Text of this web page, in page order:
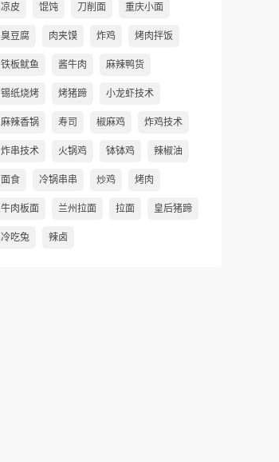
凉皮 馄饨 刀削面 重庆小面
臭豆腐 肉夹馍 炸鸡 烤肉拌饭
铁板鱿鱼 酱牛肉 麻辣鸭货
锡纸烧烤 烤猪蹄 小龙虾技术
麻辣香锅 寿司 椒麻鸡 炸鸡技术
炸串技术 火锅鸡 钵钵鸡 辣椒油
面食 冷锅串串 炒鸡 烤肉
牛肉板面 兰州拉面 拉面 皇后猪蹄
冷吃兔 辣卤